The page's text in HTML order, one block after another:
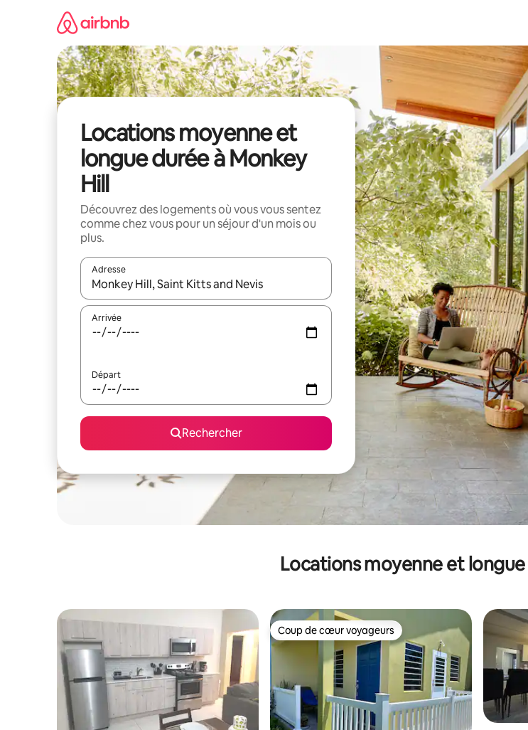
Locations moyenne et
longue durée à Monkey
Hill
Découvrez des logements où vous vous sentez
comme chez vous pour un séjour d'un mois ou
plus.
Adresse
Lorsque les résultats s'affichent, utilisez les flèches vers le haut et vers le bas pour les parcourir
Arrivée
Départ
Rechercher
Locations moyenne et
Coup de cœur voyageurs
Coup de cœur voyageurs